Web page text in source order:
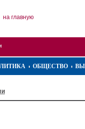
на главную
ОБЩЕСТВО